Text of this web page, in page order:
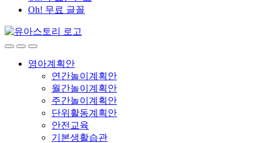
Oh! 무료 글꼴
영아계획안
연간놀이계획안
월간놀이계획안
주간놀이계획안
단위활동계획안
안전교육
기본생활습관